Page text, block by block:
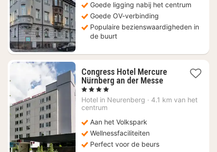
58,88
Goede ligging nabij het centrum
Goede OV-verbinding
Populaire bezienswaardigheden in
de buurt
Congress Hotel Mercure
Nürnberg an der Messe1
vanaf
, 4 Sterren
Hotel in Neurenberg · 4.1 km van het
centrum
Aan het Volkspark
Wellnessfaciliteiten
Perfect voor de beurs